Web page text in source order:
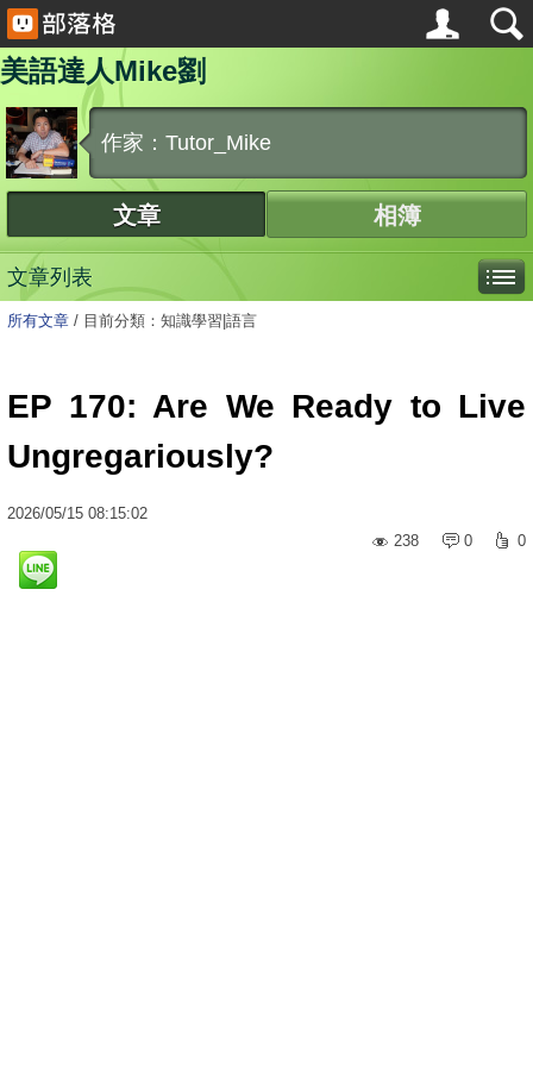
美語達人Mike劉
作家：Tutor_Mike
文章 相簿
文章列表
所有文章 / 目前分類：知識學習|語言
EP 170: Are We Ready to Live
Ungregariously?
2026/05/15 08:15:02
238
0 0